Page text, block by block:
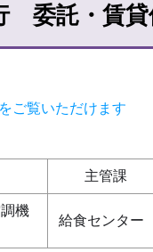
委託・賃貸
ご覧いただけます
主管課
機
給食センター